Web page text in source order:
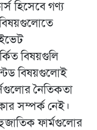
হিসেবে গণ্য
বিষয়গুলি
বিষয়গুলোই
নৈতিকতা
সম্পর্ক নেই।
ফার্মগুলোর